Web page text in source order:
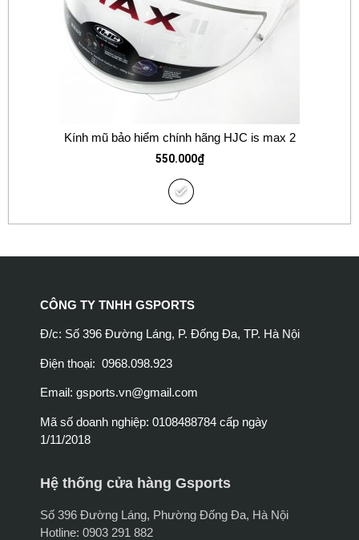
Kính mũ bảo hiểm chính hãng HJC is max 2
550.000₫
CÔNG TY TNHH GSPORTS
Đ/c: Số 396 Đường Láng, P. Đống Đa, TP. Hà Nội
Điện thoại: 0968.098.923
Email: gsports.vn@gmail.com
Mã số doanh nghiệp: 0108488784 cấp ngày
1/11/2018
Hệ thống cửa hàng Gsports
Số 396 Đường Láng, Phường Đống Đa, Hà Nội
Hotline: 0903 291 882